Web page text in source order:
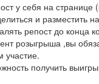
у себя на странице
и разместить
репост до конца
розыгрыша ,вы
участие.
получить